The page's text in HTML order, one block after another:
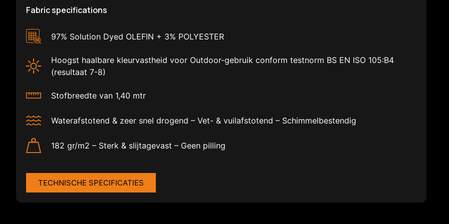
Fabric specifications
97% Solution Dyed OLEFIN + 3% POLYESTER
Hoogst haalbare kleurvastheid voor Outdoor-gebruik conform testnorm BS EN ISO 105:B4
(resultaat 7-8)
Stofbreedte van 1,40 mtr
Waterafstotend & zeer snel drogend – Vet- & vuilafstotend – Schimmelbestendig
182 gr/m2 – Sterk & slijtagevast – Geen pilling
TECHNISCHE SPECIFICATIES